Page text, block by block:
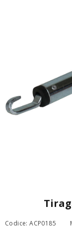
Codice: ACP0185